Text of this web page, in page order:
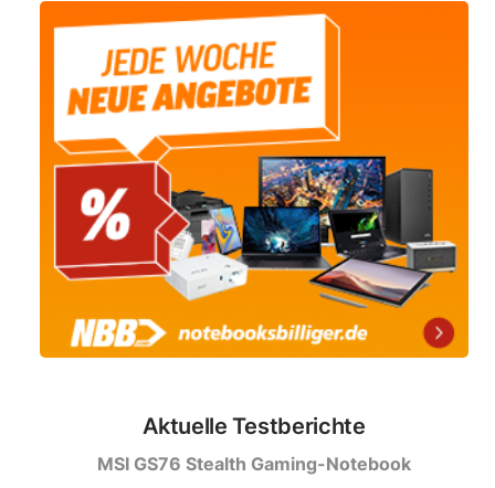
Aktuelle Testberichte
MSI GS76 Stealth Gaming-Notebook